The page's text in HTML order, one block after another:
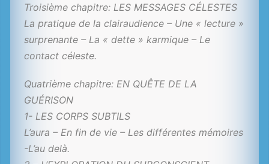
Troisième chapitre: LES MESSAGES CÉLESTES
La pratique de la clairaudience – Une « lecture »
surprenante – La « dette » karmique – Le
contact céleste.
Quatrième chapitre: EN QUÊTE DE LA
GUÉRISON
1- LES CORPS SUBTILS
L’aura – En fin de vie – Les différentes mémoires
-L’au delà.